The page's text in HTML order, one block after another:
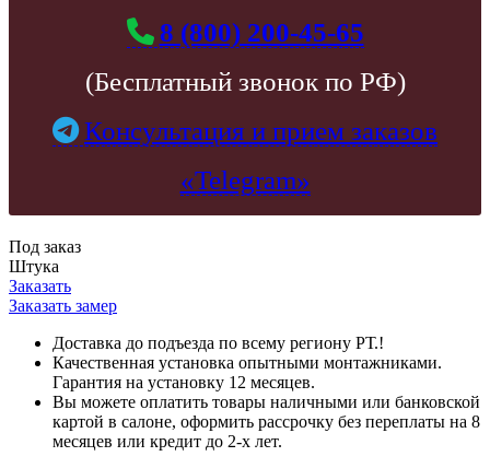
8 (800) 200-45-65
(Бесплатный звонок по РФ)
Консультация и прием заказов
«Telegram»
Под заказ
Штука
Заказать
Заказать замер
Доставка до подъезда по всему региону РТ.!
Качественная установка опытными монтажниками.
Гарантия на установку 12 месяцев.
Вы можете оплатить товары наличными или банковской
картой в салоне, оформить рассрочку без переплаты на 8
месяцев или кредит до 2-х лет.